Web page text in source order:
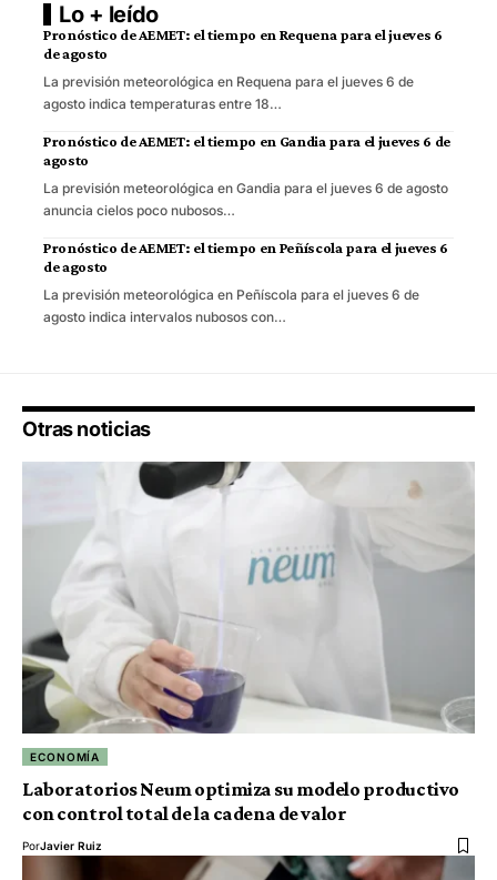
Lo + leído
Pronóstico de AEMET: el tiempo en Requena para el jueves 6
de agosto
La previsión meteorológica en Requena para el jueves 6 de
agosto indica temperaturas entre 18…
Pronóstico de AEMET: el tiempo en Gandia para el jueves 6 de
agosto
La previsión meteorológica en Gandia para el jueves 6 de agosto
anuncia cielos poco nubosos…
Pronóstico de AEMET: el tiempo en Peñíscola para el jueves 6
de agosto
La previsión meteorológica en Peñíscola para el jueves 6 de
agosto indica intervalos nubosos con…
Otras noticias
ECONOMÍA
Laboratorios Neum optimiza su modelo productivo
con control total de la cadena de valor
PorJavier Ruiz